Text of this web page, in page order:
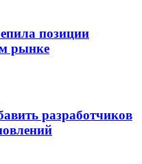
позиции
рынке
разработчиков